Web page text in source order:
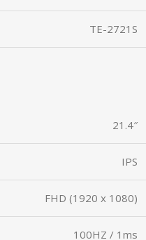
TE-2721S
21.4″
IPS
FHD (1920 x 1080)
100HZ / 1ms